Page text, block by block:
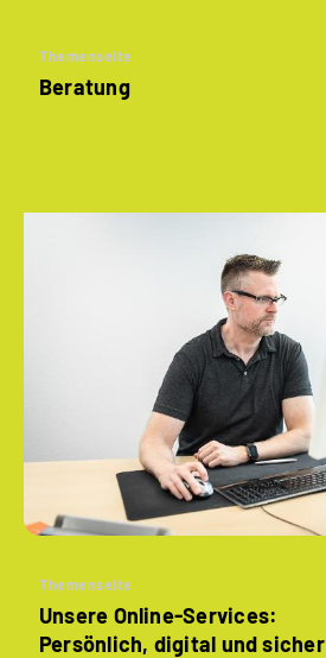
Themenseite
Beratung
Themenseite
Unsere Online-Services:
Persönlich, digital und sicher